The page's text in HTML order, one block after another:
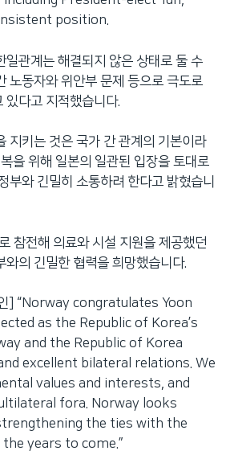
position.
일관계는 해결되지 않은 상태로 둘 수
노동자와 위안부 문제 등으로 극도로
있다고 지적했습니다.
지키는 것은 국가 간 관계의 기본이라
을 위해 일본의 일관된 입장을 토대로
부와 긴밀히 소통하려 한다고 밝혔습니
참전해 의료와 시설 지원을 제공했던
와의 긴밀한 협력을 희망했습니다.
인] “Norway congratulates Yoon
as the Republic of Korea’s
and the Republic of Korea
excellent bilateral relations. We
values and interests, and
fora. Norway looks
the ties with the
years to come.”